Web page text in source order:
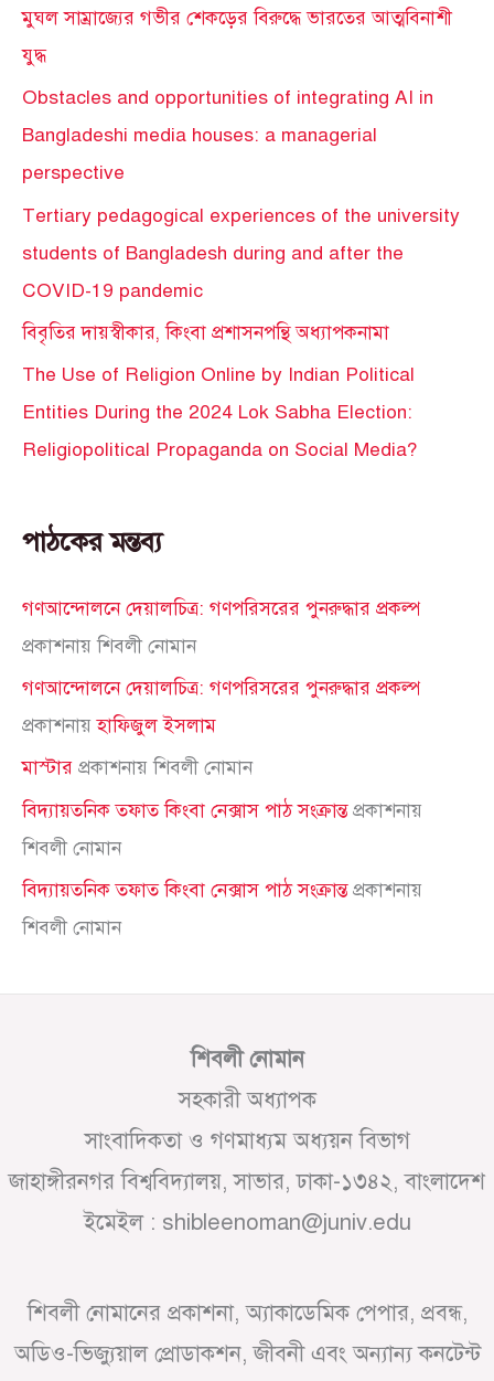
মুঘল সাম্রাজ্যের গভীর শেকড়ের বিরুদ্ধে ভারতের আত্মবিনাশী
যুদ্ধ
Obstacles and opportunities of integrating AI in
Bangladeshi media houses: a managerial
perspective
Tertiary pedagogical experiences of the university
students of Bangladesh during and after the
COVID-19 pandemic
বিবৃতির দায়স্বীকার, কিংবা প্রশাসনপন্থি অধ্যাপকনামা
The Use of Religion Online by Indian Political
Entities During the 2024 Lok Sabha Election:
Religiopolitical Propaganda on Social Media?
পাঠকের মন্তব্য
গণআন্দোলনে দেয়ালচিত্র: গণপরিসরের পুনরুদ্ধার প্রকল্প
প্রকাশনায়শিবলী নোমান
গণআন্দোলনে দেয়ালচিত্র: গণপরিসরের পুনরুদ্ধার প্রকল্প
প্রকাশনায়হাফিজুল ইসলাম
মাস্টার প্রকাশনায়শিবলী নোমান
বিদ্যায়তনিক তফাত কিংবা নেক্সাস পাঠ সংক্রান্তপ্রকাশনায়
শিবলী নোমান
বিদ্যায়তনিক তফাত কিংবা নেক্সাস পাঠ সংক্রান্তপ্রকাশনায়
শিবলী নোমান
শিবলী নোমান
সহকারী অধ্যাপক
সাংবাদিকতা ও গণমাধ্যম অধ্যয়ন বিভাগ
জাহাঙ্গীরনগর বিশ্ববিদ্যালয়, সাভার, ঢাকা-১৩৪২, বাংলাদেশ
ইমেইল : shibleenoman@juniv.edu
শিবলী নোমানের প্রকাশনা, অ্যাকাডেমিক পেপার, প্রবন্ধ,
অডিও-ভিজ্যুয়াল প্রোডাকশন, জীবনী এবং অন্যান্য কনটেন্ট